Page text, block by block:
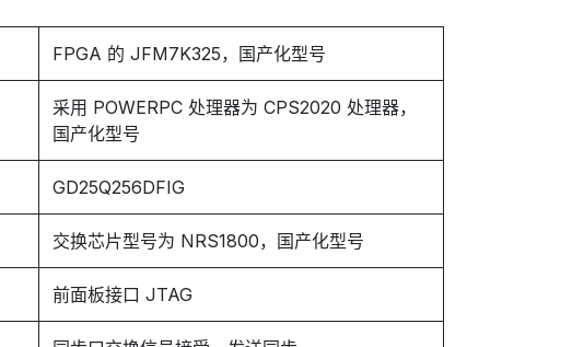
FPGA 的 JFM7K325，国产化型号
采用 POWERPC 处理器为 CPS2020 处理器，
国产化型号
GD25Q256DFIG
交换芯片型号为 NRS1800，国产化型号
前面板接口 JTAG